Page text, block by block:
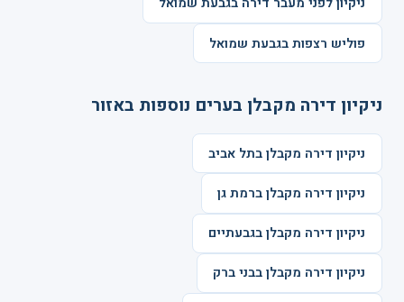
פוליש רצפות בגבעת שמואל
ניקיון דירה מקבלן בערים נוספות באזור
ניקיון דירה מקבלן בתל אביב
ניקיון דירה מקבלן ברמת גן
ניקיון דירה מקבלן בגבעתיים
ניקיון דירה מקבלן בבני ברק